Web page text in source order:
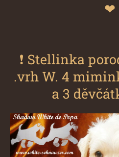
❤
❗ Stellinka
.vrh W. 4
a 3